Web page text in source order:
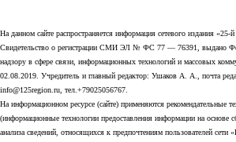
На данном сайте распространяется информация сетевого издания «25-
Свидетельство о регистрации СМИ ЭЛ № ФС 77 — 76391, выдано
надзору в сфере связи, информационных технологий и массовых
02.08.2019. Учредитель и главный редактор: Ушаков А. А., почта
info@125region.ru, тел.+79025056767.
На информационном ресурсе (сайте) применяются рекомендательные
(информационные технологии предоставления информации на основе
анализа сведений, относящихся к предпочтениям пользователей сети